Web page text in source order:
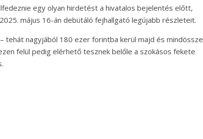
egy olyan hirdetést a hivatalos bejelentés előtt,
május 16-án debütáló fejhallgató legújabb részleteit.
tehát nagyjából 180 ezer forintba kerül majd és mindössze
felül pedig elérhető tesznek belőle a szokásos fekete